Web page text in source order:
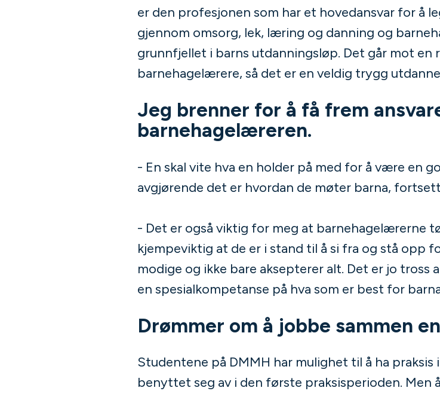
er den profesjonen som har et hovedansvar for å
gjennom omsorg, lek, læring og danning og
grunnfjellet i barns utdanningsløp. Det går mot en
barnehagelærere, så det er en veldig trygg
Jeg brenner for å få frem
barnehagelæreren.
- En skal vite hva en holder på med for å være en
avgjørende det er hvordan de møter barna,
- Det er også viktig for meg at barnehagelærerne
kjempeviktig at de er i stand til å si fra og stå opp
modige og ikke bare aksepterer alt. Det er jo
en spesialkompetanse på hva som er best for
Drømmer om å jobbe sammen
Studentene på DMMH har mulighet til å ha praksis
benyttet seg av i den første praksisperioden.